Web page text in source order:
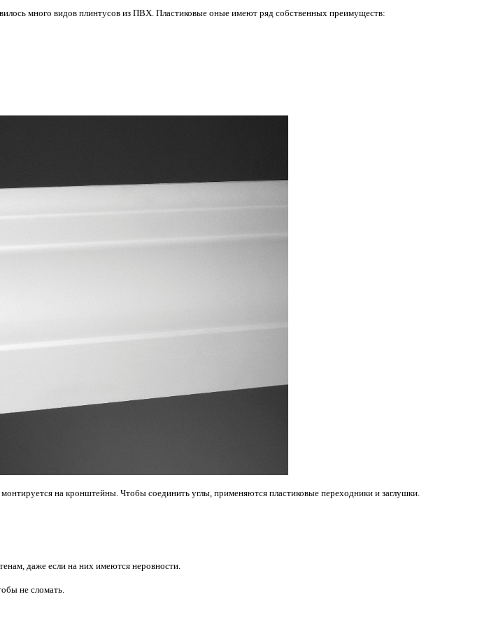
много видов плинтусов из ПВХ. Пластиковые оные имеют ряд собственных преимуществ:
на кронштейны. Чтобы соединить углы, применяются пластиковые переходники и заглушки.
даже если на них имеются неровности.
не сломать.